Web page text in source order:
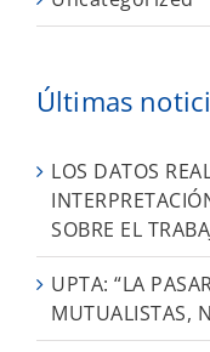
Últimas
LOS DATOS
SOBRE EL
UPTA: “LA
MUTUALISTAS,